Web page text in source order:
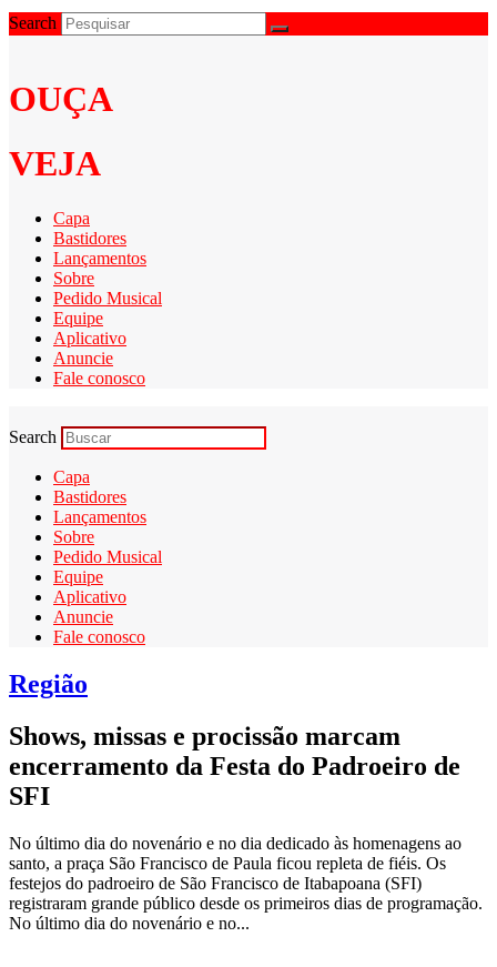
Search
OUÇA
VEJA
Capa
Bastidores
Lançamentos
Sobre
Pedido Musical
Equipe
Aplicativo
Anuncie
Fale conosco
Search
Capa
Bastidores
Lançamentos
Sobre
Pedido Musical
Equipe
Aplicativo
Anuncie
Fale conosco
Região
Shows, missas e procissão marcam
encerramento da Festa do Padroeiro de
SFI
No último dia do novenário e no dia dedicado às homenagens ao
santo, a praça São Francisco de Paula ficou repleta de fiéis. Os
festejos do padroeiro de São Francisco de Itabapoana (SFI)
registraram grande público desde os primeiros dias de programação.
No último dia do novenário e no...